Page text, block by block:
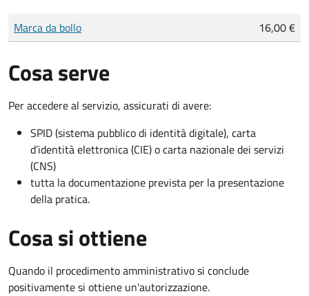
Tipo di pagamento
Importo
Marca da bollo 16,00 €
Cosa serve
Per accedere al servizio, assicurati di avere:
SPID (sistema pubblico di identità digitale), carta
d’identità elettronica (CIE) o carta nazionale dei servizi
(CNS)
tutta la documentazione prevista per la presentazione
della pratica.
Cosa si ottiene
Quando il procedimento amministrativo si conclude
positivamente si ottiene un'autorizzazione.